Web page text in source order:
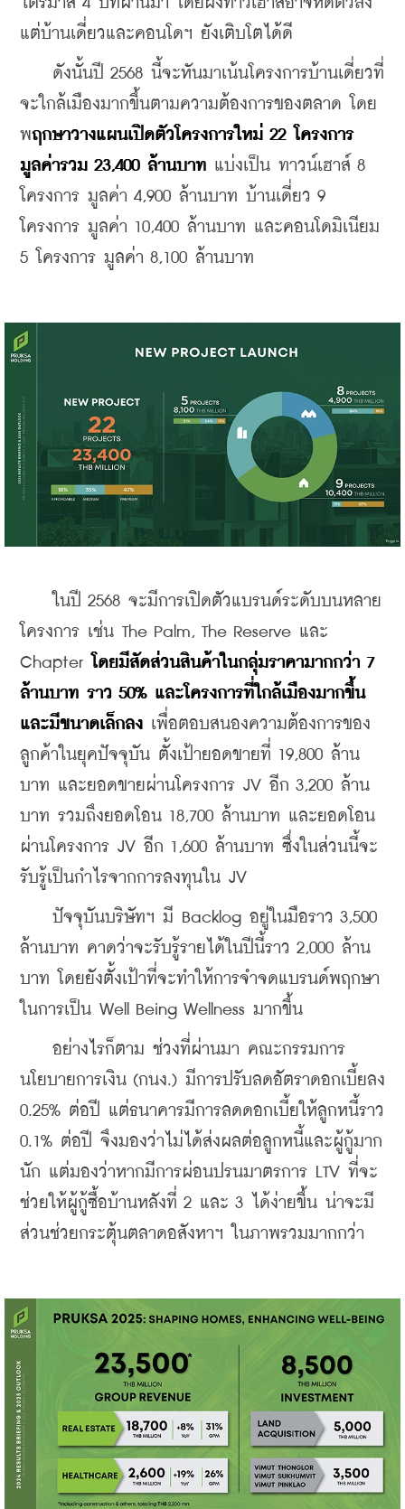
แต่บ้านเดี่ยวและคอนโดฯ ยังเติบโตได้ดี
ดังนั้นปี 2568 นี้จะหันมาเน้นโครงการบ้านเดี่ยวที่
จะใกล้เมืองมากขึ้นตามความต้องการของตลาด โดย
พฤกษาวางแผนเปิดตัวโครงการใหม่ 22 โครงการ
มูลค่ารวม 23,400 ล้านบาท แบ่งเป็น ทาวน์เฮาส์ 8
โครงการ มูลค่า 4,900 ล้านบาท บ้านเดี่ยว 9
โครงการ มูลค่า 10,400 ล้านบาท และคอนโดมิเนียม
5 โครงการ มูลค่า 8,100 ล้านบาท
ในปี 2568 จะมีการเปิดตัวแบรนด์ระดับบนหลาย
โครงการ เช่น The Palm, The Reserve และ
Chapter โดยมีสัดส่วนสินค้าในกลุ่มราคามากกว่า 7
ล้านบาท ราว 50% และโครงการที่ใกล้เมืองมากขึ้น
และมีขนาดเล็กลง เพื่อตอบสนองความต้องการของ
ลูกค้าในยุคปัจจุบัน ตั้งเป้ายอดขายที่ 19,800 ล้าน
บาท และยอดขายผ่านโครงการ JV อีก 3,200 ล้าน
บาท รวมถึงยอดโอน 18,700 ล้านบาท และยอดโอน
ผ่านโครงการ JV อีก 1,600 ล้านบาท ซึ่งในส่วนนี้จะ
รับรู้เป็นกำไรจากการลงทุนใน JV
ปัจจุบันบริษัทฯ มี Backlog อยู่ในมือราว 3,500
ล้านบาท คาดว่าจะรับรู้รายได้ในปีนี้ราว 2,000 ล้าน
บาท โดยยังตั้งเป้าที่จะทำให้การจำจดแบรนด์พฤกษา
ในการเป็น Well Being Wellness มากขึ้น
อย่างไรก็ตาม ช่วงที่ผ่านมา คณะกรรมการ
นโยบายการเงิน (กนง.) มีการปรับลดอัตราดอกเบี้ยลง
0.25% ต่อปี แต่ธนาคารมีการลดดอกเบี้ยให้ลูกหนี้ราว
0.1% ต่อปี จึงมองว่าไม่ได้ส่งผลต่อลูกหนี้และผู้กู้มาก
นัก แต่มองว่าหากมีการผ่อนปรนมาตรการ LTV ที่จะ
ช่วยให้ผู้กู้ซื้อบ้านหลังที่ 2 และ 3 ได้ง่ายขึ้น น่าจะมี
ส่วนช่วยกระตุ้นตลาดอสังหาฯ ในภาพรวมมากกว่า